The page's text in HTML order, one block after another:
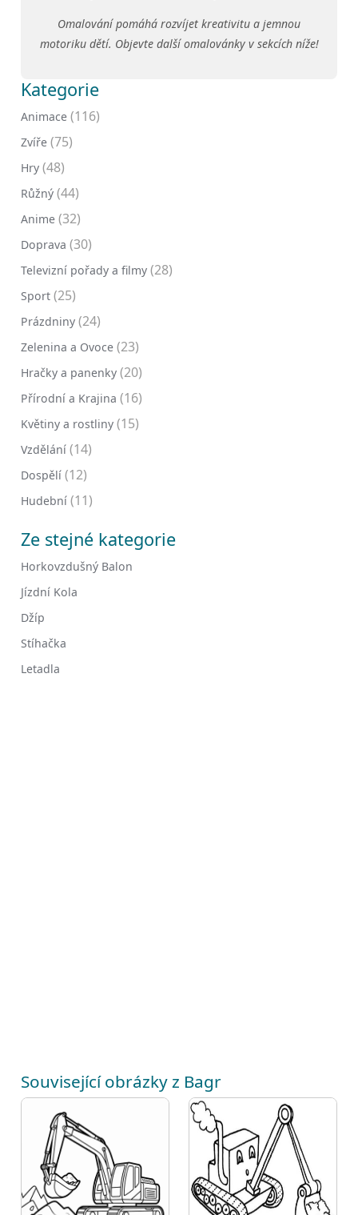
Omalování pomáhá rozvíjet kreativitu a jemnou
motoriku dětí. Objevte další omalovánky v sekcích níže!
Kategorie
Animace (116)
Zvíře (75)
Hry (48)
Růžný (44)
Anime (32)
Doprava (30)
Televizní pořady a filmy (28)
Sport (25)
Prázdniny (24)
Zelenina a Ovoce (23)
Hračky a panenky (20)
Přírodní a Krajina (16)
Květiny a rostliny (15)
Vzdělání (14)
Dospělí (12)
Hudební (11)
Ze stejné kategorie
Horkovzdušný Balon
Jízdní Kola
Džíp
Stíhačka
Letadla
Související obrázky z Bagr